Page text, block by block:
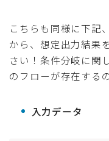
こちらも同様に下記
から、想定出力結果
さい！条件分岐に関
のフローが存在する
入力データ